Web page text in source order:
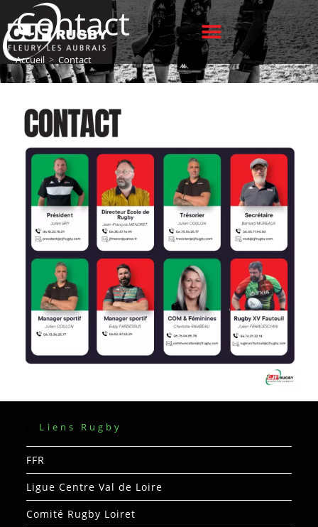
Contact
Accueil > Contact
Liens Rugby
FFR
Ligue Centre Val de Loire
Comité Rugby Loiret